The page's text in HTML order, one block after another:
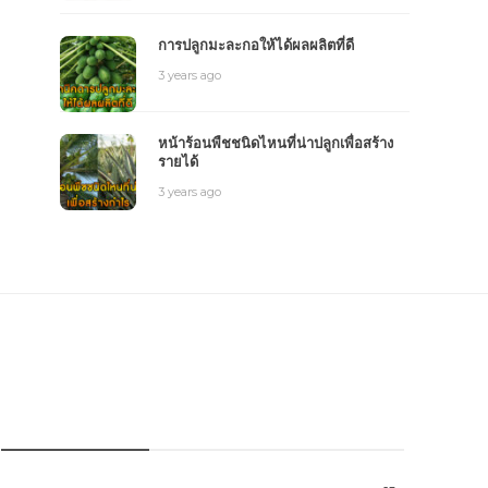
การปลูกมะละกอให้ได้ผลผลิตที่ดี
3 years ago
หน้าร้อนพืชชนิดไหนที่น่าปลูกเพื่อสร้าง
รายได้
3 years ago